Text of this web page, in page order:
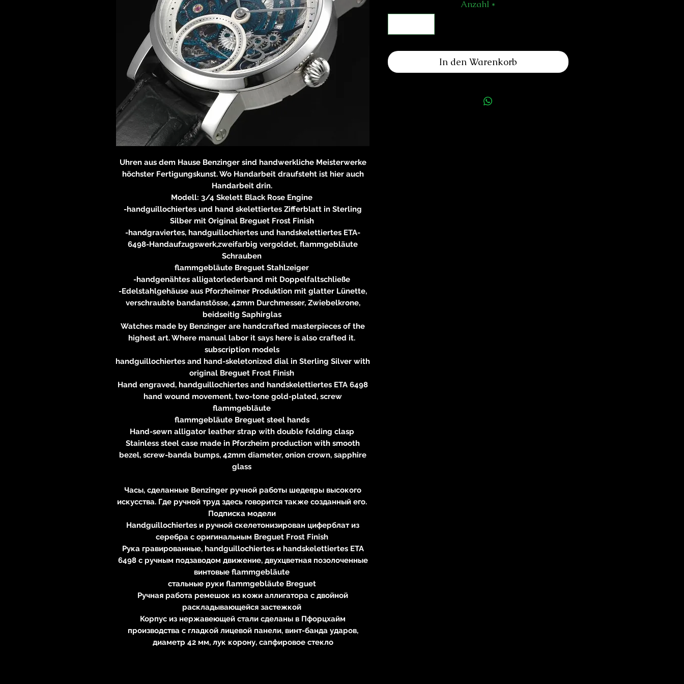
Uhren aus dem Hause Benzinger sind handwerkliche Meisterwerke
höchster Fertigungskunst. Wo Handarbeit draufsteht ist hier auch
Handarbeit drin.
Modell: 3/4 Skelett Black Rose Engine
-handguillochiertes und hand skelettiertes Zifferblatt in Sterling
Silber mit Original Breguet Frost Finish
-handgraviertes, handguillochiertes und handskelettiertes ETA-
6498-Handaufzugswerk,zweifarbig vergoldet, flammgebläute
Schrauben
flammgebläute Breguet Stahlzeiger
-handgenähtes alligatorlederband mit Doppelfaltschließe
-Edelstahlgehäuse aus Pforzheimer Produktion mit glatter Lünette,
verschraubte bandanstösse, 42mm Durchmesser, Zwiebelkrone,
beidseitig Saphirglas
Watches made by Benzinger are handcrafted masterpieces of the
highest art. Where manual labor it says here is also crafted it.
subscription models
handguillochiertes and hand-skeletonized dial in Sterling Silver with
original Breguet Frost Finish
Hand engraved, handguillochiertes and handskelettiertes ETA 6498
hand wound movement, two-tone gold-plated, screw
flammgebläute
flammgebläute Breguet steel hands
Hand-sewn alligator leather strap with double folding clasp
Stainless steel case made ​​in Pforzheim production with smooth
bezel, screw-banda bumps, 42mm diameter, onion crown, sapphire
glass
Часы, сделанные Benzinger ручной работы шедевры высокого
искусства. Где ручной труд здесь говорится также созданный его.
Подписка модели
Handguillochiertes и ручной скелетонизирован циферблат из
серебра с оригинальным Breguet Frost Finish
Рука гравированные, handguillochiertes и handskelettiertes ETA
6498 с ручным подзаводом движение, двухцветная позолоченные
винтовые flammgebläute
стальные руки flammgebläute Breguet
Ручная работа ремешок из кожи аллигатора с двойной
раскладывающейся застежкой
Корпус из нержавеющей стали сделаны в Пфорцхайм
производства с гладкой лицевой панели, винт-банда ударов,
диаметр 42 мм, лук корону, сапфировое стекло
Anzahl *
In den Warenkorb